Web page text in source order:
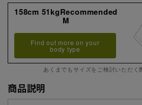
158cm 51kgRecommended
M
Find out more on your
body type
あくまでもサイズをご検討いただく
商品説明